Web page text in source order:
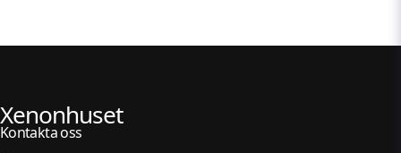
Xenonhuset
Kontakta oss